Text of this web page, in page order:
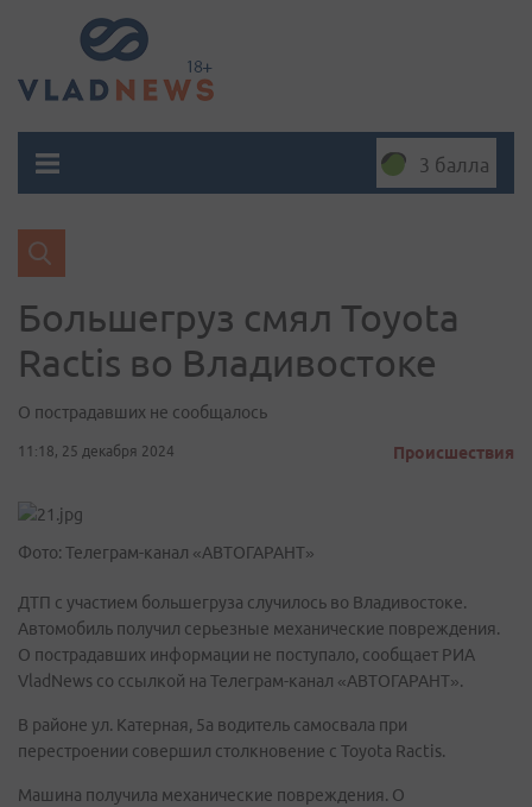
3 балла
Большегруз смял Toyota
Ractis во Владивостоке
О пострадавших не сообщалось
11:18, 25 декабря 2024 Происшествия
Фото: Телеграм-канал «АВТОГАРАНТ»
ДТП с участием большегруза случилось во Владивостоке.
Автомобиль получил серьезные механические повреждения.
О пострадавших информации не поступало, сообщает РИА
VladNews со ссылкой на Телеграм-канал «АВТОГАРАНТ».
В районе ул. Катерная, 5а водитель самосвала при
перестроении совершил столкновение с Toyota Ractis.
Машина получила механические повреждения. О